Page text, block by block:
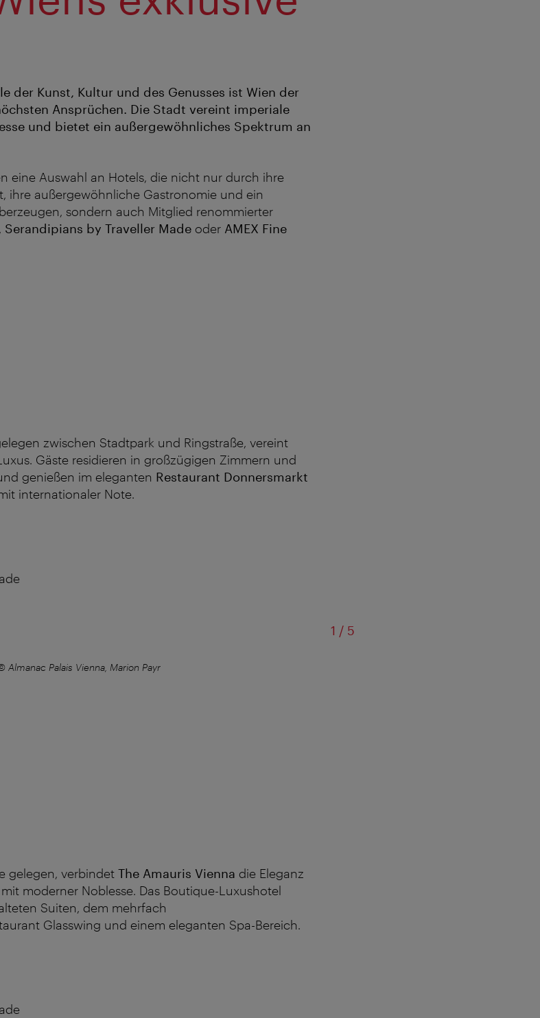
der Kunst, Kultur und des Genusses ist Wien der
Ansprüchen. Die Stadt vereint imperiale
und bietet ein außergewöhnliches Spektrum an
eine Auswahl an Hotels, die nicht nur durch ihre
ihre außergewöhnliche Gastronomie und ein
sondern auch Mitglied renommierter
, Serandipians by Traveller Made oder AMEX Fine
zwischen Stadtpark und Ringstraße, vereint
Gäste residieren in großzügigen Zimmern und
genießen im eleganten Restaurant Donnersmarkt
internationaler Note.
1 /von
5
Almanac Palais Vienna, Marion Payr
gelegen, verbindet The Amauris Vienna die Eleganz
moderner Noblesse. Das Boutique-Luxushotel
Suiten, dem mehrfach
Glasswing und einem eleganten Spa-Bereich.